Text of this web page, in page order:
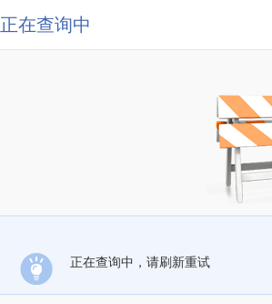
正在查询中
正在查询中，请刷新重试